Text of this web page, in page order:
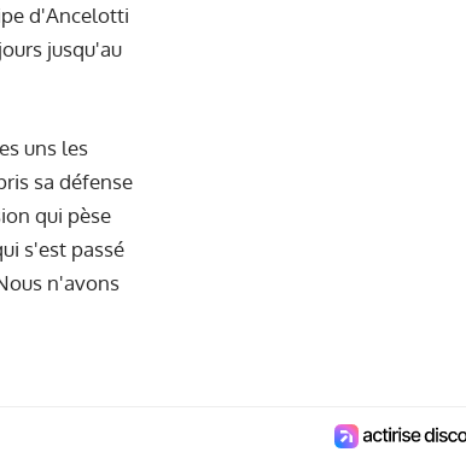
d'Ancelotti
jusqu'au
uns les
sa défense
qui pèse
s'est passé
n'avons